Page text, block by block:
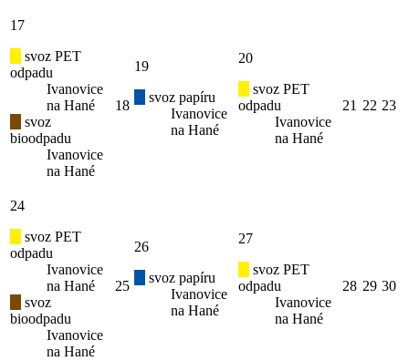
17
svoz PET
odpadu
Ivanovice
na Hané
svoz
bioodpadu
Ivanovice
na Hané
18
19
svoz papíru
Ivanovice
na Hané
20
svoz PET
odpadu
Ivanovice
na Hané
21 22 23
24
svoz PET
odpadu
Ivanovice
na Hané
svoz
bioodpadu
Ivanovice
na Hané
25
26
svoz papíru
Ivanovice
na Hané
27
svoz PET
odpadu
Ivanovice
na Hané
28 29 30